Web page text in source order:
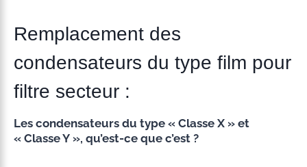
Remplacement des
condensateurs du type film pour
filtre secteur :
Les condensateurs du type « Classe X » et
« Classe Y », qu’est-ce que c’est ?